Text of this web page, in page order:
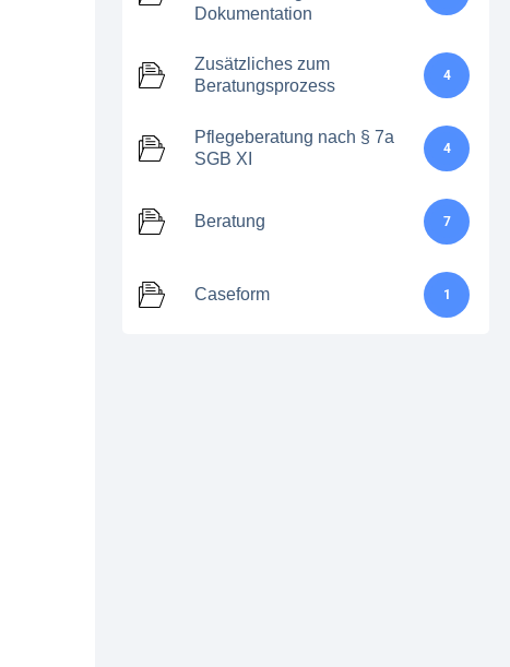
Dokumentation
Zusätzliches zum
Beratungsprozess
4
Pflegeberatung nach § 7a
SGB XI
4
Beratung 7
Caseform 1